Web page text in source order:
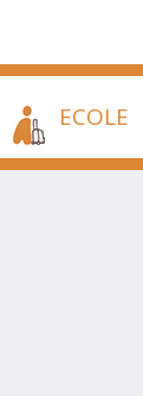
Aller
navigation
ECOLE